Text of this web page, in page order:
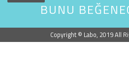
BUNU
Copyright © Labo, 2019 All